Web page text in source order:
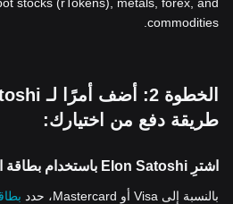
commodities.
طريقة دفع من اختيارك:
اشترِ Elon Satoshi باستخدام بطاقة الخصم/الائتمان
بالنسبة إلى Visa أو Mastercard، حدد